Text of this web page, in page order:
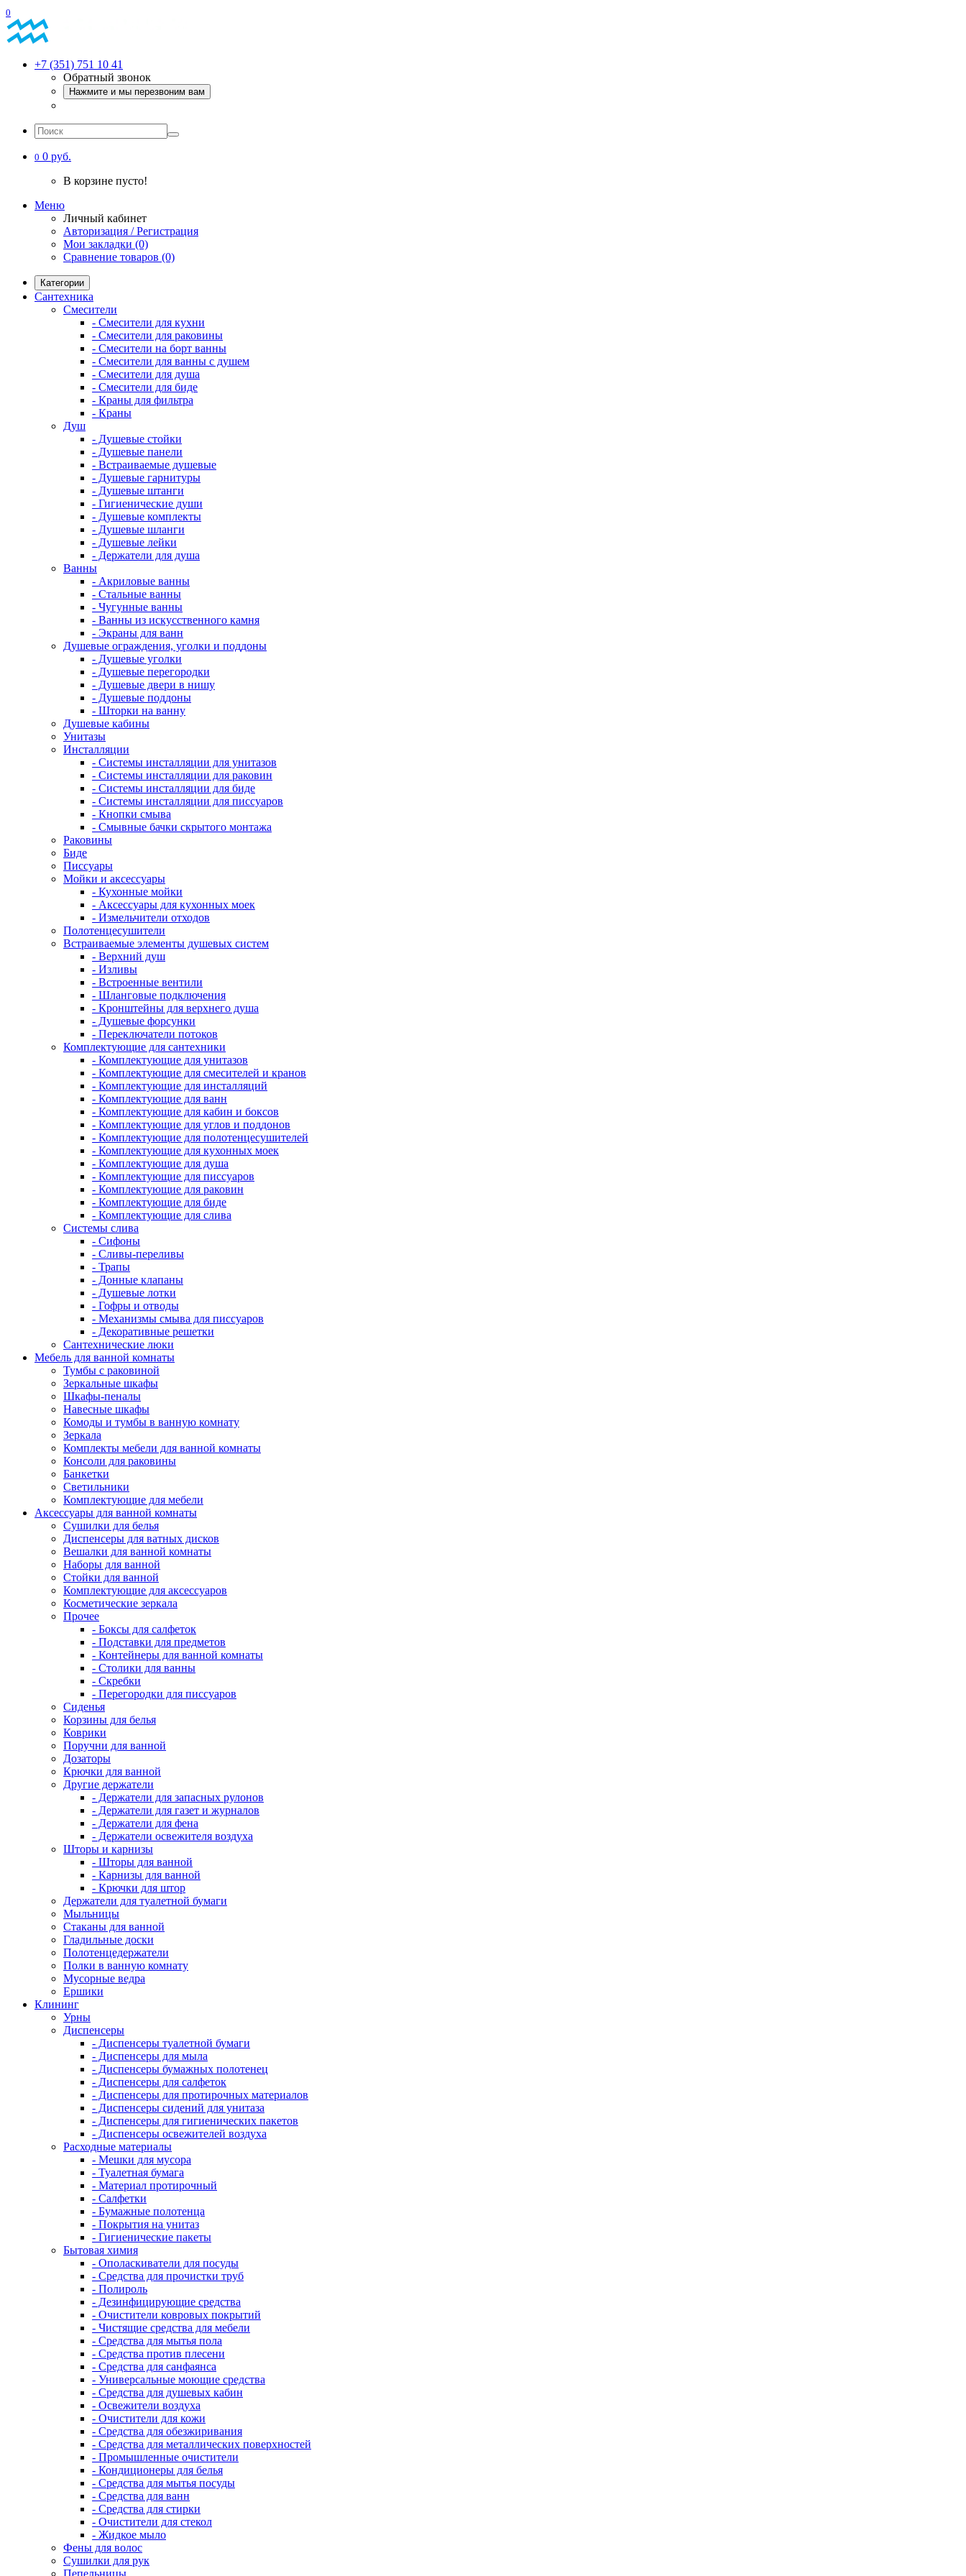
0
+7 (351) 751 10 41
Обратный звонок
Нажмите и мы перезвоним вам
0 0 руб.
В корзине пусто!
Меню
Личный кабинет
Авторизация / Регистрация
Мои закладки (0)
Сравнение товаров (0)
Категории
Сантехника
Смесители
- Смесители для кухни
- Смесители для раковины
- Смесители на борт ванны
- Смесители для ванны с душем
- Смесители для душа
- Смесители для биде
- Краны для фильтра
- Краны
Душ
- Душевые стойки
- Душевые панели
- Встраиваемые душевые
- Душевые гарнитуры
- Душевые штанги
- Гигиенические души
- Душевые комплекты
- Душевые шланги
- Душевые лейки
- Держатели для душа
Ванны
- Акриловые ванны
- Стальные ванны
- Чугунные ванны
- Ванны из искусственного камня
- Экраны для ванн
Душевые ограждения, уголки и поддоны
- Душевые уголки
- Душевые перегородки
- Душевые двери в нишу
- Душевые поддоны
- Шторки на ванну
Душевые кабины
Унитазы
Инсталляции
- Системы инсталляции для унитазов
- Системы инсталляции для раковин
- Системы инсталляции для биде
- Системы инсталляции для писсуаров
- Кнопки смыва
- Смывные бачки скрытого монтажа
Раковины
Биде
Писсуары
Мойки и аксессуары
- Кухонные мойки
- Аксессуары для кухонных моек
- Измельчители отходов
Полотенцесушители
Встраиваемые элементы душевых систем
- Верхний душ
- Изливы
- Встроенные вентили
- Шланговые подключения
- Кронштейны для верхнего душа
- Душевые форсунки
- Переключатели потоков
Комплектующие для сантехники
- Комплектующие для унитазов
- Комплектующие для смесителей и кранов
- Комплектующие для инсталляций
- Комплектующие для ванн
- Комплектующие для кабин и боксов
- Комплектующие для углов и поддонов
- Комплектующие для полотенцесушителей
- Комплектующие для кухонных моек
- Комплектующие для душа
- Комплектующие для писсуаров
- Комплектующие для раковин
- Комплектующие для биде
- Комплектующие для слива
Системы слива
- Сифоны
- Сливы-переливы
- Трапы
- Донные клапаны
- Душевые лотки
- Гофры и отводы
- Механизмы смыва для писсуаров
- Декоративные решетки
Сантехнические люки
Мебель для ванной комнаты
Тумбы с раковиной
Зеркальные шкафы
Шкафы-пеналы
Навесные шкафы
Комоды и тумбы в ванную комнату
Зеркала
Комплекты мебели для ванной комнаты
Консоли для раковины
Банкетки
Светильники
Комплектующие для мебели
Аксессуары для ванной комнаты
Сушилки для белья
Диспенсеры для ватных дисков
Вешалки для ванной комнаты
Наборы для ванной
Стойки для ванной
Комплектующие для аксессуаров
Косметические зеркала
Прочее
- Боксы для салфеток
- Подставки для предметов
- Контейнеры для ванной комнаты
- Столики для ванны
- Скребки
- Перегородки для писсуаров
Сиденья
Корзины для белья
Коврики
Поручни для ванной
Дозаторы
Крючки для ванной
Другие держатели
- Держатели для запасных рулонов
- Держатели для газет и журналов
- Держатели для фена
- Держатели освежителя воздуха
Шторы и карнизы
- Шторы для ванной
- Карнизы для ванной
- Крючки для штор
Держатели для туалетной бумаги
Мыльницы
Стаканы для ванной
Гладильные доски
Полотенцедержатели
Полки в ванную комнату
Мусорные ведра
Ершики
Клининг
Урны
Диспенсеры
- Диспенсеры туалетной бумаги
- Диспенсеры для мыла
- Диспенсеры бумажных полотенец
- Диспенсеры для салфеток
- Диспенсеры для протирочных материалов
- Диспенсеры сидений для унитаза
- Диспенсеры для гигиенических пакетов
- Диспенсеры освежителей воздуха
Расходные материалы
- Мешки для мусора
- Туалетная бумага
- Материал протирочный
- Салфетки
- Бумажные полотенца
- Покрытия на унитаз
- Гигиенические пакеты
Бытовая химия
- Ополаскиватели для посуды
- Средства для прочистки труб
- Полироль
- Дезинфицирующие средства
- Очистители ковровых покрытий
- Чистящие средства для мебели
- Средства для мытья пола
- Средства против плесени
- Средства для санфаянса
- Универсальные моющие средства
- Средства для душевых кабин
- Освежители воздуха
- Очистители для кожи
- Средства для обезжиривания
- Средства для металлических поверхностей
- Промышленные очистители
- Кондиционеры для белья
- Средства для мытья посуды
- Средства для ванн
- Средства для стирки
- Очистители для стекол
- Жидкое мыло
Фены для волос
Сушилки для рук
Пепельницы